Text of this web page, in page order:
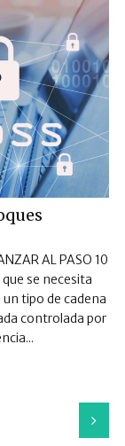
AL PASO 10
se necesita
tipo de cadena
controlada por